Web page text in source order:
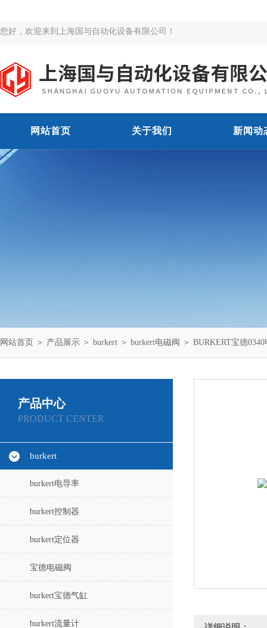
您好，欢迎来到上海国与自动化设备有限公司！
网站首页 关于我们 新闻动
网站首页 ＞ 产品展示 ＞ burkert ＞ burkert电磁阀 ＞ BURKERT宝德
产品中心
PRODUCT CENTER
burkert
burkert电导率
burkert控制器
burkert定位器
宝德电磁阀
burkert宝德气缸
burkert流量计